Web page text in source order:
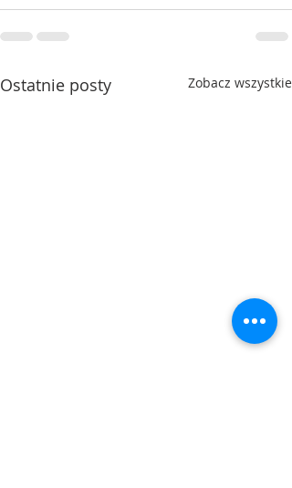
Ostatnie posty Zobacz wszystkie